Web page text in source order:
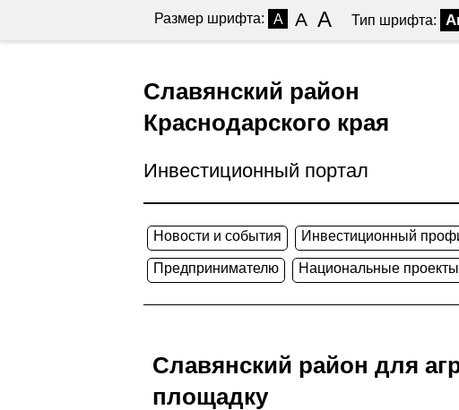
Размер шрифта: A A A Тип шрифта:
Славянский район
Краснодарского края
Инвестиционный портал
Новости и события Инвестиционный
Предпринимателю Национальные проекты
Славянский район для
площадку